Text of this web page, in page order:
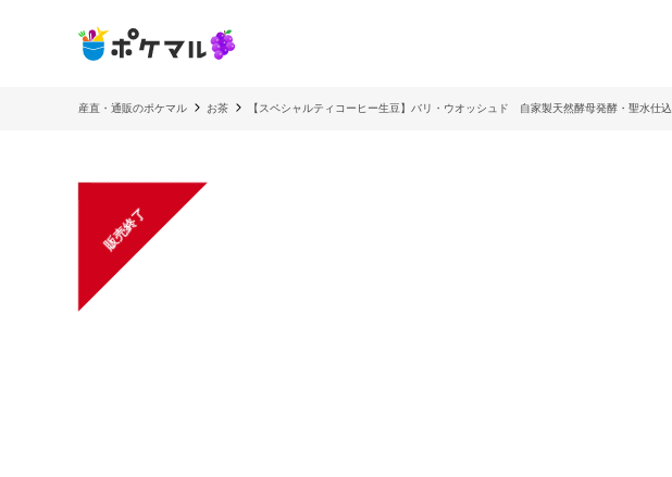
産直・通販のポケマル お茶 【スペシャルティコーヒー生豆】バリ・ウオッシュド 自家製天然酵母発酵・聖水仕込
販売終了